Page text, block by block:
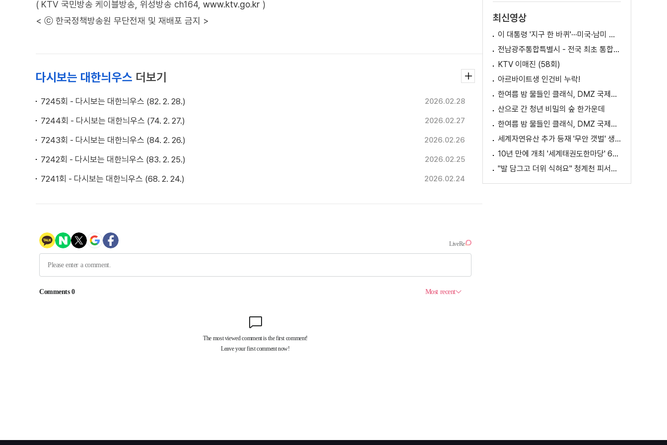
( KTV 국민방송 케이블방송, 위성방송 ch164, www.ktv.go.kr )
< ⓒ 한국정책방송원 무단전재 및 재배포 금지 >
다시보는 대한늬우스 더보기
7245회 - 다시보는 대한늬우스 (82. 2. 28.) 2026.02.28
7244회 - 다시보는 대한늬우스 (74. 2. 27.) 2026.02.27
7243회 - 다시보는 대한늬우스 (84. 2. 26.) 2026.02.26
7242회 - 다시보는 대한늬우스 (83. 2. 25.) 2026.02.25
7241회 - 다시보는 대한늬우스 (68. 2. 24.) 2026.02.24
최신영상
이 대통령 '지구 한 바퀴'···미국·남미 순방 성과는? / AX 대전환의 시대! 국민 위한 적극 행정은?
전남광주통합특별시 - 전국 최초 통합돌봄 모델
KTV 이매진 (58회)
아르바이트생 인건비 누락!
한여름 밤 물들인 클래식, DMZ 국제음악제 성황
산으로 간 청년 비밀의 숲 한가운데
한여름 밤 물들인 클래식, DMZ 국제음악제 성황
세계자연유산 추가 등재 '무안 갯벌' 생태 체험
10년 만에 개최 '세계태권도한마당' 61개국 참가
"발 담그고 더위 식혀요" 청계천 피서지로 인기